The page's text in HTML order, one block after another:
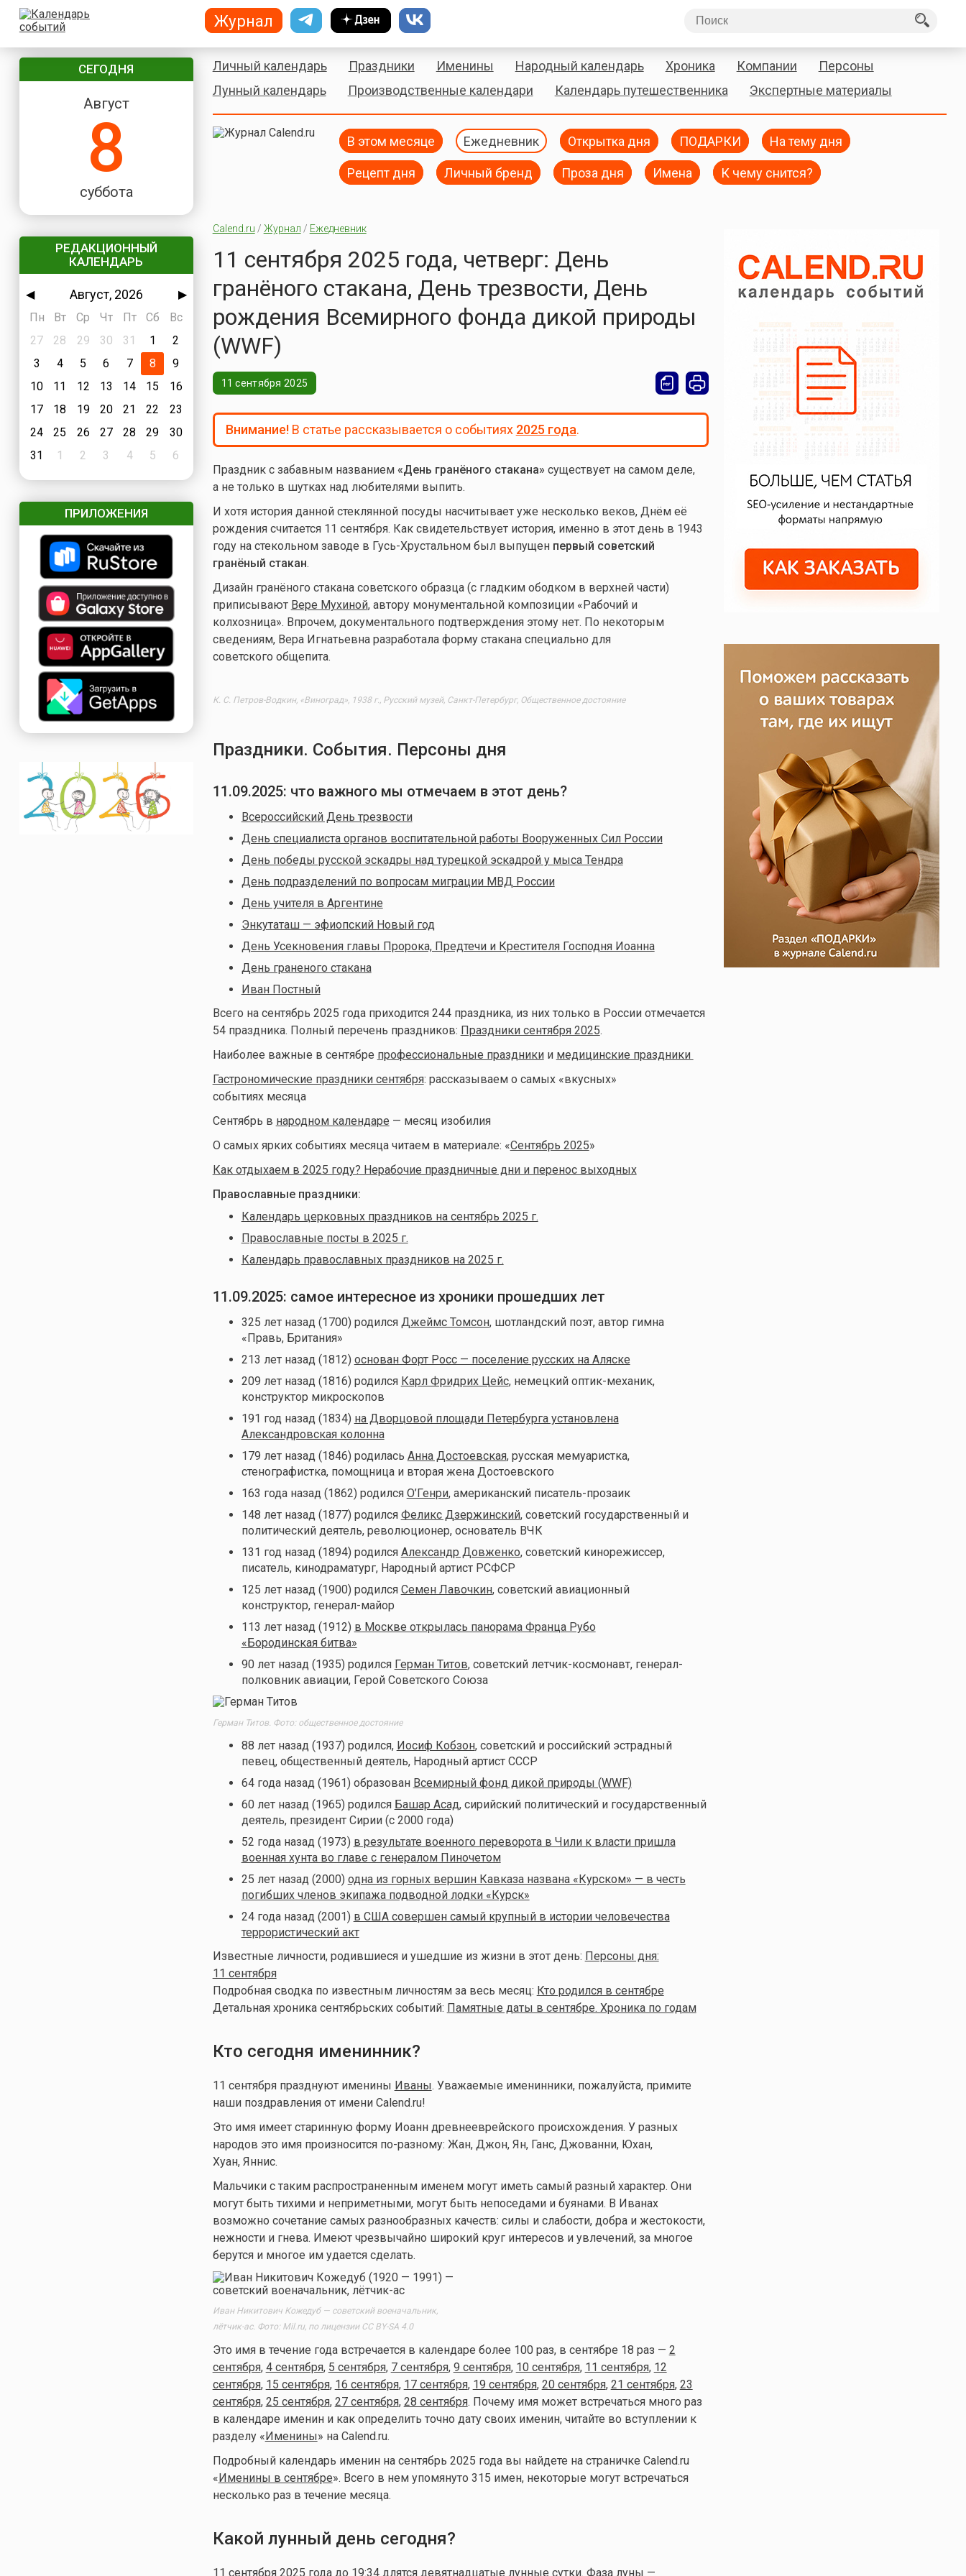
СЕГОДНЯ
Август
8
суббота
РЕДАКЦИОННЫЙ
КАЛЕНДАРЬ
◀ Август, 2026
▶
Пн
Вт Ср Чт Пт Сб
Вс
27
28 29 30 31 1
2
3
4 5 6 7 8
9
10
11 12 13 14 15
16
17
18 19 20 21 22
23
24
25 26 27 28 29
30
31
1 2 3 4 5 6
ПРИЛОЖЕНИЯ
Личный календарь Праздники Именины Народный календарь Хроника Компании
Персоны
Лунный календарь
Производственные календари Календарь путешественника Экспертные материалы
В этом месяце Ежедневник Открытка дня ПОДАРКИ На тему дня
Рецепт дня Личный бренд Проза дня Имена К чему снится?
Calend.ru / Журнал / Ежедневник
11 сентября 2025 года, четверг: День
гранёного стакана, День трезвости, День
рождения Всемирного фонда дикой природы
(WWF)
11 сентября 2025
Внимание!В статье рассказывается о событиях 2025 года.
Праздник с забавным названием «День гранёного стакана» существует на самом деле,
а не только в шутках над любителями выпить.
И хотя история данной стеклянной посуды насчитывает уже несколько веков, Днём её
рождения считается 11 сентября. Как свидетельствует история, именно в этот день в 1943
году на стекольном заводе в Гусь-Хрустальном был выпущен первый советский
гранёный стакан.
Дизайн гранёного стакана советского образца (с гладким ободком в верхней части)
приписывают Вере Мухиной, автору монументальной композиции «Рабочий и
колхозница». Впрочем, документального подтверждения этому нет. По некоторым
сведениям, Вера Игнатьевна разработала форму стакана специально для
советского общепита.
К. С. Петров-Водкин, «Виноград», 1938 г., Русский музей, Санкт-Петербург, Общественное достояние
Праздники. События. Персоны дня
11.09.2025: что важного мы отмечаем в этот день?
Всероссийский День трезвости
День специалиста органов воспитательной работы Вооруженных Сил России
День победы русской эскадры над турецкой эскадрой у мыса Тендра
День подразделений по вопросам миграции МВД России
День учителя в Аргентине
Энкутаташ — эфиопский Новый год
День Усекновения главы Пророка, Предтечи и Крестителя Господня Иоанна
День граненого стакана
Иван Постный
Всего на сентябрь 2025 года приходится 244 праздника, из них только в России отмечается
54 праздника. Полный перечень праздников: Праздники сентября 2025.
Наиболее важные в сентябре профессиональные праздникии медицинские праздники
Гастрономические праздники сентября: рассказываем о самых «вкусных»
событиях месяца
Сентябрь в народном календаре — месяц изобилия
О самых ярких событиях месяца читаем в материале: «Сентябрь 2025»
Как отдыхаем в 2025 году? Нерабочие праздничные дни и перенос выходных
Православные праздники:
Календарь церковных праздников на сентябрь 2025 г.
Православные посты в 2025 г.
Календарь православных праздников на 2025 г.
11.09.2025: самое интересное из хроники прошедших лет
325 лет назад (1700) родился Джеймс Томсон, шотландский поэт, автор гимна
«Правь, Британия»
213 лет назад (1812) основан Форт Росс — поселение русских на Аляске
209 лет назад (1816) родился Карл Фридрих Цейс, немецкий оптик-механик,
конструктор микроскопов
191 год назад (1834) на Дворцовой площади Петербурга установлена
Александровская колонна
179 лет назад (1846) родилась Анна Достоевская, русская мемуаристка,
стенографистка, помощница и вторая жена Достоевского
163 года назад (1862) родился О’Генри, американский писатель-прозаик
148 лет назад (1877) родился Феликс Дзержинский, советский государственный и
политический деятель, революционер, основатель ВЧК
131 год назад (1894) родился Александр Довженко, советский кинорежиссер,
писатель, кинодраматург, Народный артист РСФСР
125 лет назад (1900) родился Семен Лавочкин, советский авиационный
конструктор, генерал-майор
113 лет назад (1912) в Москве открылась панорама Франца Рубо
«Бородинская битва»
90 лет назад (1935) родился Герман Титов, советский летчик-космонавт, генерал-
полковник авиации, Герой Советского Союза
Герман Титов. Фото: общественное достояние
88 лет назад (1937) родился, Иосиф Кобзон, советский и российский эстрадный
певец, общественный деятель, Народный артист СССР
64 года назад (1961) образован Всемирный фонд дикой природы (WWF)
60 лет назад (1965) родился Башар Асад, сирийский политический и государственный
деятель, президент Сирии (с 2000 года)
52 года назад (1973) в результате военного переворота в Чили к власти пришла
военная хунта во главе с генералом Пиночетом
25 лет назад (2000) одна из горных вершин Кавказа названа «Курском» — в честь
погибших членов экипажа подводной лодки «Курск»
24 года назад (2001) в США совершен самый крупный в истории человечества
террористический акт
Известные личности, родившиеся и ушедшие из жизни в этот день: Персоны дня:
11 сентября
Подробная сводка по известным личностям за весь месяц: Кто родился в сентябре
Детальная хроника сентябрьских событий: Памятные даты в сентябре. Хроника по годам
Кто сегодня именинник?
11 сентября празднуют именины Иваны. Уважаемые именинники, пожалуйста, примите
наши поздравления от имени Calend.ru!
Это имя имеет старинную форму Иоанн древнееврейского происхождения. У разных
народов это имя произносится по-разному: Жан, Джон, Ян, Ганс, Джованни, Юхан,
Хуан, Яннис.
Мальчики с таким распространенным именем могут иметь самый разный характер. Они
могут быть тихими и неприметными, могут быть непоседами и буянами. В Иванах
возможно сочетание самых разнообразных качеств: силы и слабости, добра и жестокости,
нежности и гнева. Имеют чрезвычайно широкий круг интересов и увлечений, за многое
берутся и многое им удается сделать.
Иван Никитович Кожедуб — советский военачальник,
лётчик-ас. Фото: Mil.ru, по лицензии CC BY-SA 4.0
Это имя в течение года встречается в календаре более 100 раз, в сентябре 18 раз — 2
сентября, 4 сентября, 5 сентября, 7 сентября, 9 сентября, 10 сентября, 11 сентября, 12
сентября, 15 сентября, 16 сентября, 17 сентября, 19 сентября, 20 сентября, 21 сентября, 23
сентября, 25 сентября, 27 сентября, 28 сентября. Почему имя может встречаться много раз
в календаре именин и как определить точно дату своих именин, читайте во вступлении к
разделу « Именины» на Calend.ru.
Подробный календарь именин на сентябрь 2025 года вы найдете на страничке Calend.ru
« Именины в сентябре». Всего в нем упомянуто 315 имен, некоторые могут встречаться
несколько раз в течение месяца.
Какой лунный день сегодня?
11 сентября 2025 года до 19:34 длятся девятнадцатые лунные сутки. Фаза луны —
Журнал